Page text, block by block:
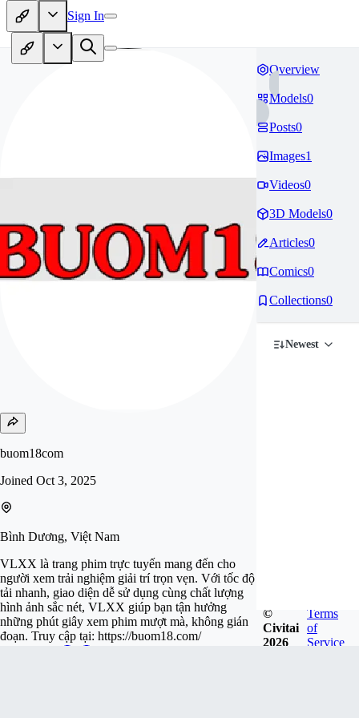
Sign In
buom18com
Joined Oct 3, 2025
Bình Dương, Việt Nam
VLXX là trang phim trực tuyến mang đến cho
người xem trải nghiệm giải trí trọn vẹn. Với tốc độ
tải nhanh, giao diện dễ sử dụng cùng chất lượng
hình ảnh sắc nét, VLXX giúp bạn tận hưởng
những phút giây xem phim mượt mà, không gián
đoạn. Truy cập tại: https://buom18.com/
Overview
Models0
Posts0
Images1
Videos0
3D Models0
Articles0
Comics0
Collections0
Newest
©
Civitai
2026
Terms
of
Service